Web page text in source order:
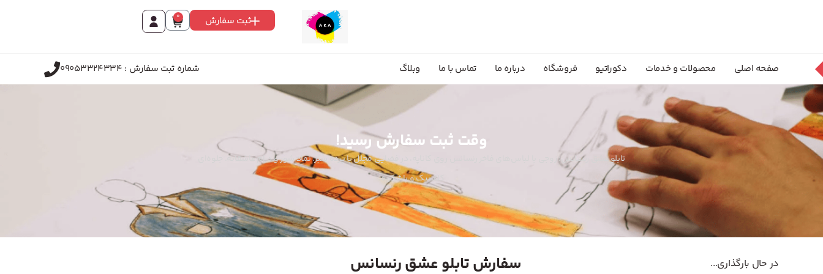
ثبت سفارش 0
صفحه اصلی محصولات و خدمات دکوراتیو فروشگاه درباره ما تماس با ما وبلاگ شماره ثبت سفارش : 09053324334
وقت ثبت سفارش رسید!
تابلو عشق رنسانس: زوجی با لباس‌های فاخر رنسانس روی کاناپه، در فضایی مجلل با پرده سبز. نماد شور و درام عاشقانه. جلوه‌ای
کلاسیک و باشکوه.
در حال بارگذاری... سفارش تابلو عشق رنسانس